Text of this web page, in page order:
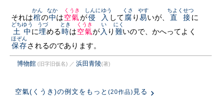
それは棺
かん
の中
なか
は空氣
くうき
が侵入
しんにゆう
して 腐
くさ
り易
やす
いが、 直接
ちよくせつ
に
土中
どちゆう
に埋
うづ
める時
とき
は空氣
くうき
が 入
い
り 難
にく
いので、かへってよく
保存
ほぞん
されるのであります。
博物館 (旧字旧仮名) ／ 浜田青陵(著)
空氣(くうき)の例文をもっと (20作品) 見る